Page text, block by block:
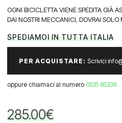
OGNI BICICLETTA VIENE SPEDITA GIÀ
DAI NOSTRI MECCANICI, DOVRAI SOLO
SPEDIAMOI IN TUTTA ITALIA
PER ACQUISTARE: Scrivici
oppure chiamaci al numero 0535 85338
285.00€